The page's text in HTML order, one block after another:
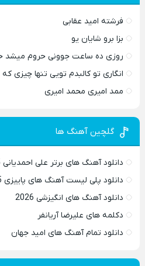
فرشته امید عقابی
بزا برو شایان یو
روزی ده ساعت جوونی حروم میشد
انگاری تو کالبدم تویی تنها چیزی
ممد امیری محمد امیری
گلچین آهنگ ها
دانلود آهنگ های برتر علی احمدیانی 1405
دانلود پلی لیست آهنگ های پاییزی 1405
دانلود آهنگ های انگیزشی 2026
دکلمه های علیرضا آریانفر
دانلود تمام آهنگ های امید جهان